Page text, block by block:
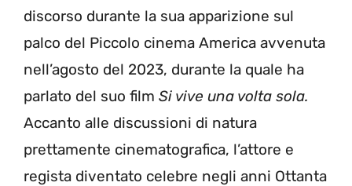
discorso durante la sua apparizione sul
palco del Piccolo cinema America avvenuta
nell’agosto del 2023, durante la quale ha
parlato del suo film Si vive una volta sola.
Accanto alle discussioni di natura
prettamente cinematografica, l’attore e
regista diventato celebre negli anni Ottanta